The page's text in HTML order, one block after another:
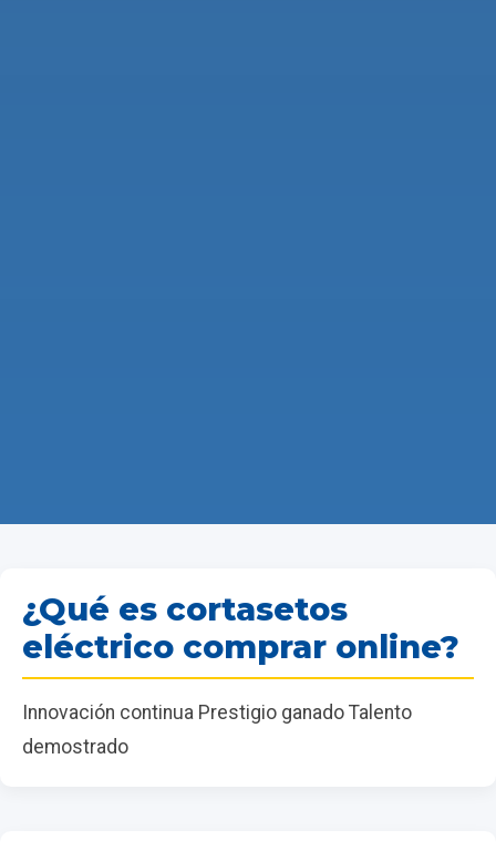
¿Qué es cortasetos
eléctrico comprar online?
Innovación continua Prestigio ganado Talento
demostrado